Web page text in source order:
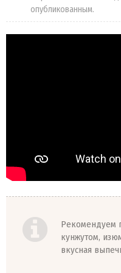
опубликованным.
Рекомендуем
кунжутом,
вкусная